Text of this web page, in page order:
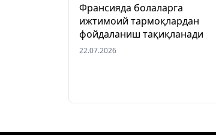
Франсияда болаларга
ижтимоий тармоқлардан
фойдаланиш тақиқланади
22.07.2026